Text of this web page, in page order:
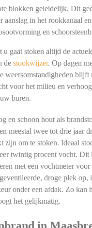
blokken geleidelijk. Dit
aanslag in het rookkanaal
en
u gaat stoken altijd de
de stookwijzer. Op dagen
weersomstandigheden blijft
voor het milieu en
buren.
en schoon hout als
meestal twee tot drie jaar
zijn om te stoken. Ideaal
twintig procent vocht. Dit
met een vochtmeter voor
droge plek op,
onder een afdak. Zo kan
het gelijkmatig.
in